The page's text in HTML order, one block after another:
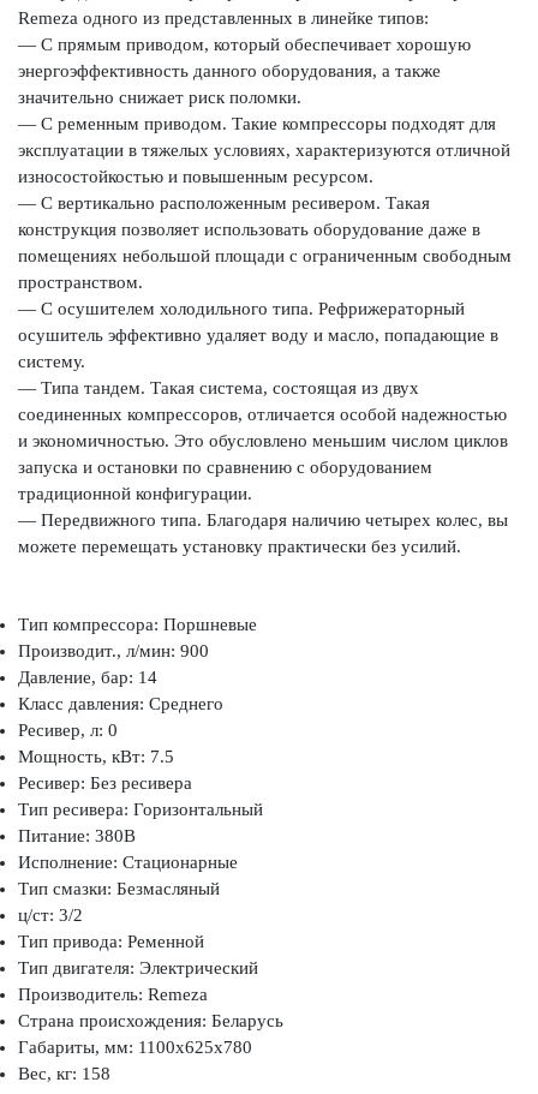
Remeza одного из представленных в линейке типов:
— С прямым приводом, который обеспечивает хорошую
энергоэффективность данного оборудования, а также
значительно снижает риск поломки.
— С ременным приводом. Такие компрессоры подходят для
эксплуатации в тяжелых условиях, характеризуются отличной
износостойкостью и повышенным ресурсом.
— С вертикально расположенным ресивером. Такая
конструкция позволяет использовать оборудование даже в
помещениях небольшой площади с ограниченным свободным
пространством.
— С осушителем холодильного типа. Рефрижераторный
осушитель эффективно удаляет воду и масло, попадающие в
систему.
— Типа тандем. Такая система, состоящая из двух
соединенных компрессоров, отличается особой надежностью
и экономичностью. Это обусловлено меньшим числом циклов
запуска и остановки по сравнению с оборудованием
традиционной конфигурации.
— Передвижного типа. Благодаря наличию четырех колес, вы
можете перемещать установку практически без усилий.
Тип компрессора: Поршневые
Производит., л/мин: 900
Давление, бар: 14
Класс давления: Среднего
Ресивер, л: 0
Мощность, кВт: 7.5
Ресивер: Без ресивера
Тип ресивера: Горизонтальный
Питание: 380В
Исполнение: Стационарные
Тип смазки: Безмасляный
ц/ст: 3/2
Тип привода: Ременной
Тип двигателя: Электрический
Производитель: Remeza
Страна происхождения: Беларусь
Габариты, мм: 1100x625x780
Вес, кг: 158